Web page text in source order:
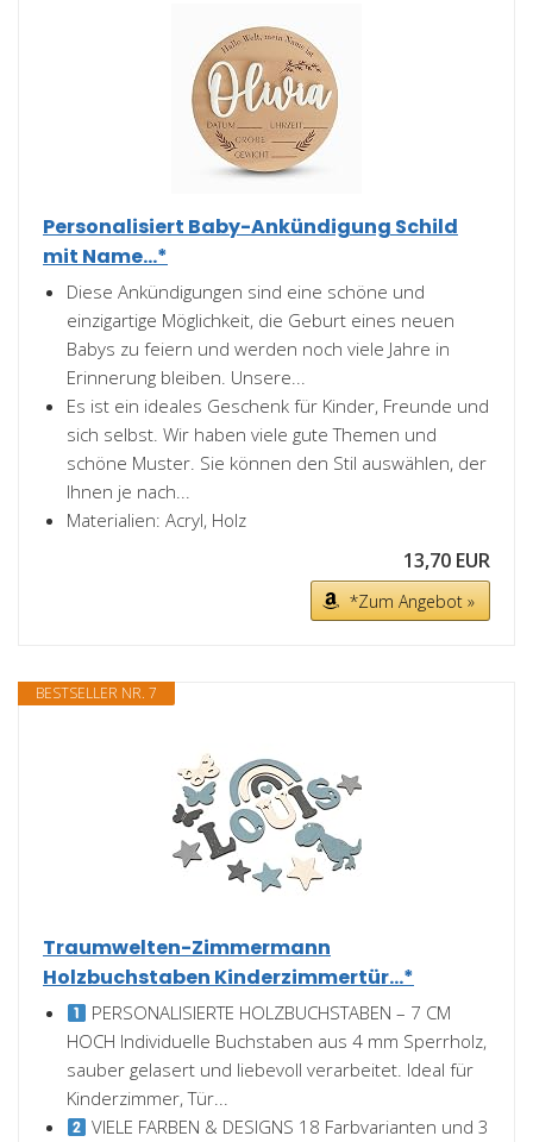
Personalisiert Baby-Ankündigung Schild
mit Name...*
Diese Ankündigungen sind eine schöne und
einzigartige Möglichkeit, die Geburt eines neuen
Babys zu feiern und werden noch viele Jahre in
Erinnerung bleiben. Unsere...
Es ist ein ideales Geschenk für Kinder, Freunde und
sich selbst. Wir haben viele gute Themen und
schöne Muster. Sie können den Stil auswählen, der
Ihnen je nach...
Materialien: Acryl, Holz
13,70 EUR
*Zum Angebot »
BESTSELLER NR. 7
Traumwelten-Zimmermann
Holzbuchstaben Kinderzimmertür...*
PERSONALISIERTE HOLZBUCHSTABEN – 7 CM
HOCH Individuelle Buchstaben aus 4 mm Sperrholz,
sauber gelasert und liebevoll verarbeitet. Ideal für
Kinderzimmer, Tür...
VIELE FARBEN & DESIGNS 18 Farbvarianten und 3